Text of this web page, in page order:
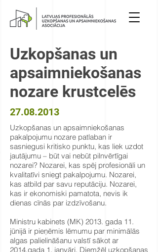
Uzkopšanas un
apsaimniekošanas
nozare krustcelēs
27.08.2013
Uzkopšanas un apsaimniekošanas
pakalpojumu nozare patlaban ir
sasniegusi kritisko punktu, kas liek uzdot
jautājumu – būt vai nebūt pilnvērtīgai
nozarei? Nozarei, kas spēj profesionāli un
kvalitatīvi sniegt pakalpojumu. Nozarei,
kas atbild par savu reputāciju. Nozarei,
kas ir ekonomiski pamatota, nevis ik
dienas cīnās par izdzīvošanu.
Ministru kabinets (MK) 2013. gada 11.
jūnijā ir pieņēmis lēmumu par minimālās
algas palielināšanu valstī sākot ar
2014.gada 1. janvāri. Diemžēl uzkopšanas